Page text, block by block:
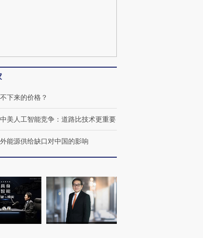
道危
班牙
湖北宜昌局部短时降雨
128毫米 紧急转移近
4000人
雨 3小时累计雨量超80毫
米
博
产
【特别呈现】寻找100种
有意思的生活方式·第三对
CFO：不靠规模取胜，华
住三大增长引擎是什么？
下来的价格？
中美人工智能竞争：道路比技术更重要
能源供给缺口对中国的影响